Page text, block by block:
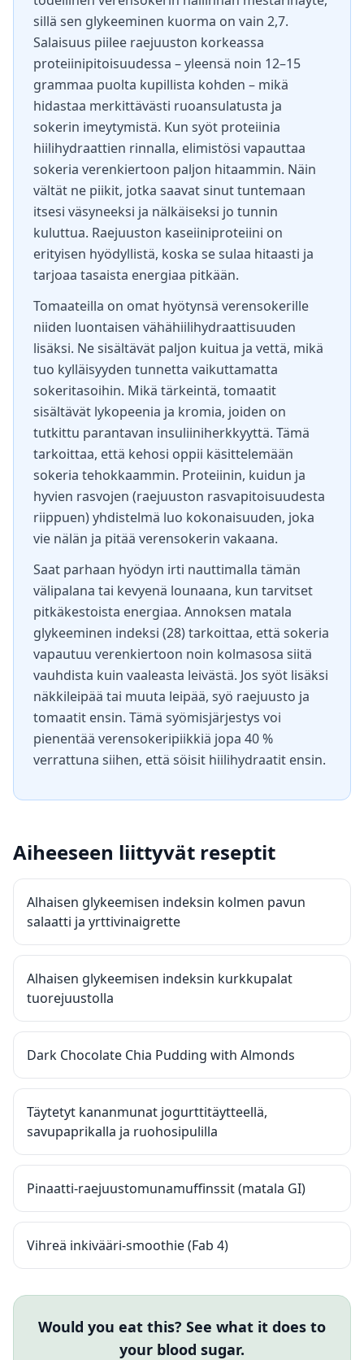
sillä sen glykeeminen kuorma on vain 2,7.
Salaisuus piilee raejuuston korkeassa
proteiinipitoisuudessa – yleensä noin 12–15
grammaa puolta kupillista kohden – mikä
hidastaa merkittävästi ruoansulatusta ja
sokerin imeytymistä. Kun syöt proteiinia
hiilihydraattien rinnalla, elimistösi vapauttaa
sokeria verenkiertoon paljon hitaammin. Näin
vältät ne piikit, jotka saavat sinut tuntemaan
itsesi väsyneeksi ja nälkäiseksi jo tunnin
kuluttua. Raejuuston kaseiiniproteiini on
erityisen hyödyllistä, koska se sulaa hitaasti ja
tarjoaa tasaista energiaa pitkään.
Tomaateilla on omat hyötynsä verensokerille
niiden luontaisen vähähiilihydraattisuuden
lisäksi. Ne sisältävät paljon kuitua ja vettä, mikä
tuo kylläisyyden tunnetta vaikuttamatta
sokeritasoihin. Mikä tärkeintä, tomaatit
sisältävät lykopeenia ja kromia, joiden on
tutkittu parantavan insuliiniherkkyyttä. Tämä
tarkoittaa, että kehosi oppii käsittelemään
sokeria tehokkaammin. Proteiinin, kuidun ja
hyvien rasvojen (raejuuston rasvapitoisuudesta
riippuen) yhdistelmä luo kokonaisuuden, joka
vie nälän ja pitää verensokerin vakaana.
Saat parhaan hyödyn irti nauttimalla tämän
välipalana tai kevyenä lounaana, kun tarvitset
pitkäkestoista energiaa. Annoksen matala
glykeeminen indeksi (28) tarkoittaa, että sokeria
vapautuu verenkiertoon noin kolmasosa siitä
vauhdista kuin vaaleasta leivästä. Jos syöt lisäksi
näkkileipää tai muuta leipää, syö raejuusto ja
tomaatit ensin. Tämä syömisjärjestys voi
pienentää verensokeripiikkiä jopa 40 %
verrattuna siihen, että söisit hiilihydraatit ensin.
Aiheeseen liittyvät reseptit
Alhaisen glykeemisen indeksin kolmen pavun
salaatti ja yrttivinaigrette
Alhaisen glykeemisen indeksin kurkkupalat
tuorejuustolla
Dark Chocolate Chia Pudding with Almonds
Täytetyt kananmunat jogurttitäytteellä,
savupaprikalla ja ruohosipulilla
Pinaatti-raejuustomunamuffinssit (matala GI)
Vihreä inkivääri-smoothie (Fab 4)
Would you eat this? See what it does to
your blood sugar.